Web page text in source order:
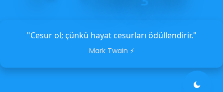
"Cesur ol; çünkü hayat cesurları ödüllendirir."
Mark Twain ⚡